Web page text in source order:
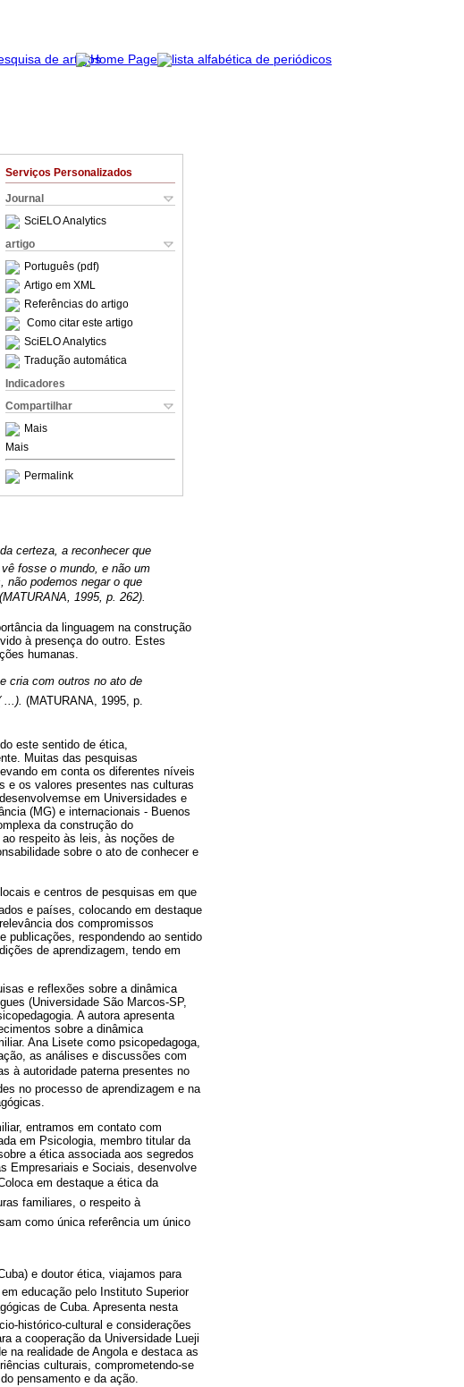
Serviços Personalizados
Journal
SciELO Analytics
artigo
Português (pdf)
Artigo em XML
Referências do artigo
Como citar este artigo
SciELO Analytics
Tradução automática
Indicadores
Compartilhar
Mais
Mais
Permalink
certeza, a reconhecer que
fosse o mundo, e não um
não podemos negar o que
1995, p. 262).
da linguagem na construção
à presença do outro. Estes
humanas.
cria com outros no ato de
(MATURANA, 1995, p.
este sentido de ética,
Muitas das pesquisas
em conta os diferentes níveis
e os valores presentes nas culturas
em Universidades e
(MG) e internacionais - Buenos
da construção do
respeito às leis, às noções de
sobre o ato de conhecer e
e centros de pesquisas em que
e países, colocando em destaque
dos compromissos
publicações, respondendo ao sentido
de aprendizagem, tendo em
e reflexões sobre a dinâmica
(Universidade São Marcos-SP,
A autora apresenta
sobre a dinâmica
Ana Lisete como psicopedagoga,
as análises e discussões com
à autoridade paterna presentes no
no processo de aprendizagem e na
entramos em contato com
em Psicologia, membro titular da
a ética associada aos segredos
Empresariais e Sociais, desenvolve
em destaque a ética da
familiares, o respeito à
como única referência um único
e doutor ética, viajamos para
educação pelo Instituto Superior
de Cuba. Apresenta nesta
histórico-cultural e considerações
a cooperação da Universidade Lueji
na realidade de Angola e destaca as
culturais, comprometendo-se
pensamento e da ação.